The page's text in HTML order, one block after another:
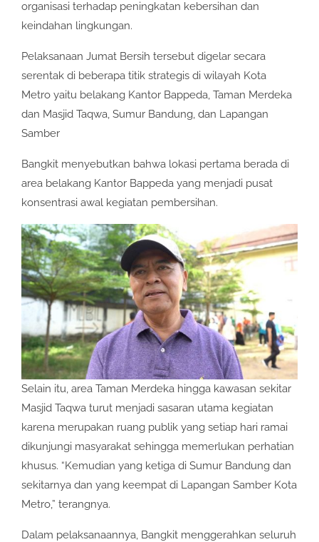
organisasi terhadap peningkatan kebersihan dan
keindahan lingkungan.
Pelaksanaan Jumat Bersih tersebut digelar secara
serentak di beberapa titik strategis di wilayah Kota
Metro yaitu belakang Kantor Bappeda, Taman Merdeka
dan Masjid Taqwa, Sumur Bandung, dan Lapangan
Samber
Bangkit menyebutkan bahwa lokasi pertama berada di
area belakang Kantor Bappeda yang menjadi pusat
konsentrasi awal kegiatan pembersihan.
Selain itu, area Taman Merdeka hingga kawasan sekitar
Masjid Taqwa turut menjadi sasaran utama kegiatan
karena merupakan ruang publik yang setiap hari ramai
dikunjungi masyarakat sehingga memerlukan perhatian
khusus. “Kemudian yang ketiga di Sumur Bandung dan
sekitarnya dan yang keempat di Lapangan Samber Kota
Metro,” terangnya.
Dalam pelaksanaannya, Bangkit menggerahkan seluruh